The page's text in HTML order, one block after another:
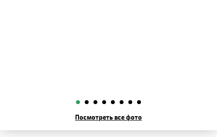
Посмотреть все фото